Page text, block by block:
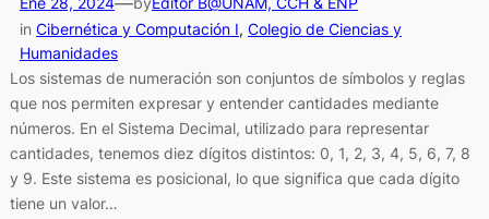
in Cibernética y Computación I, Colegio de Ciencias y
Humanidades
Los sistemas de numeración son conjuntos de símbolos y reglas
que nos permiten expresar y entender cantidades mediante
números. En el Sistema Decimal, utilizado para representar
cantidades, tenemos diez dígitos distintos: 0, 1, 2, 3, 4, 5, 6, 7, 8
y 9. Este sistema es posicional, lo que significa que cada dígito
tiene un valor…